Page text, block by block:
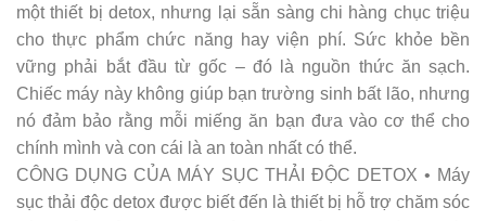
một thiết bị detox, nhưng lại sẵn sàng chi hàng chục triệu
cho thực phẩm chức năng hay viện phí. Sức khỏe bền
vững phải bắt đầu từ gốc – đó là nguồn thức ăn sạch.
Chiếc máy này không giúp bạn trường sinh bất lão, nhưng
nó đảm bảo rằng mỗi miếng ăn bạn đưa vào cơ thể cho
chính mình và con cái là an toàn nhất có thể.
CÔNG DỤNG CỦA MÁY SỤC THẢI ĐỘC DETOX • Máy
sục thải độc detox được biết đến là thiết bị hỗ trợ chăm sóc